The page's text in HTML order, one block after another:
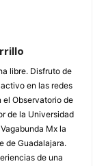
libre. Disfruto de
en las redes
el Observatorio de
de la Universidad
Mx la
de Guadalajara.
de una